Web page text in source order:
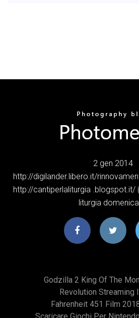
2 gen 2014
http://digilander.libero.it/
http://cantiperlaliturgia .blogspot.it/
liturgia
Godzilla 2 King Of The
Revolution Streaming
Fahrenheit 451 Film